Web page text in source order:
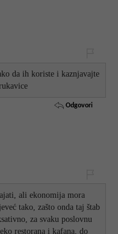
da ih koriste i kaznjavajte
Odgovori
ali ekonomija mora
tako, zašto onda taj štab
za svaku poslovnu
restorana i kafana, do